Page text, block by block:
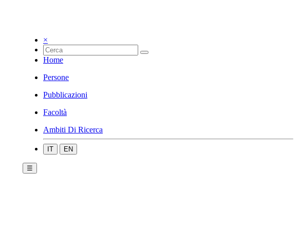
×
Home
Persone
Pubblicazioni
Facoltà
Ambiti Di Ricerca
IT EN
☰